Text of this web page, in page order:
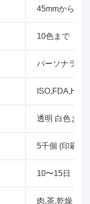
45mmから
10色まで
パーソナライ
透明 白色また
5千個 (印刷な
10〜15日
肉,茶,乾燥し